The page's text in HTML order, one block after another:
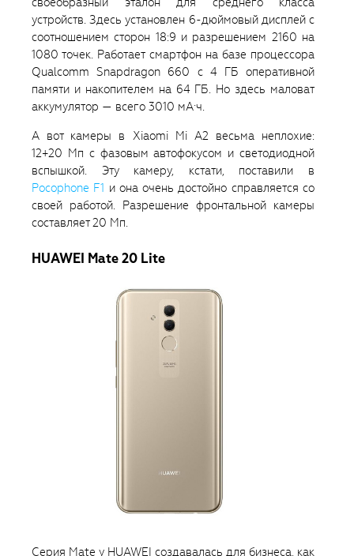
устройств. Здесь установлен 6-дюймовый дисплей с
соотношением сторон 18:9 и разрешением 2160 на
1080 точек. Работает смартфон на базе процессора
Qualcomm Snapdragon 660 с 4 ГБ оперативной
памяти и накопителем на 64 ГБ. Но здесь маловат
аккумулятор — всего 3010 мА·ч.
А вот камеры в Xiaomi Mi A2 весьма неплохие:
12+20 Мп с фазовым автофокусом и светодиодной
вспышкой. Эту камеру, кстати, поставили в
Pocophone F1 и она очень достойно справляется со
своей работой. Разрешение фронтальной камеры
составляет 20 Мп.
HUAWEI Mate 20 Lite
Серия Mate у HUAWEI создавалась для бизнеса, как